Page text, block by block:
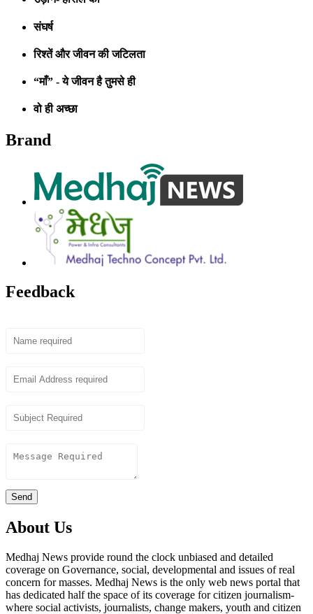
संघर्ष
रिश्तें और जीवन की जटिलता
“माँ” - ये जीवन है तुमसे ही
वो ही अच्छा
Brand
Feedback
Send
About Us
Medhaj News provide round the clock unbiased and detailed
coverage on Governance, social, developmental and issues of real
concern for masses. Medhaj News is the only web news portal that
has dedicated half the space of its coverage for citizen journalism-
where social activists, journalists, change makers, youth and citizen